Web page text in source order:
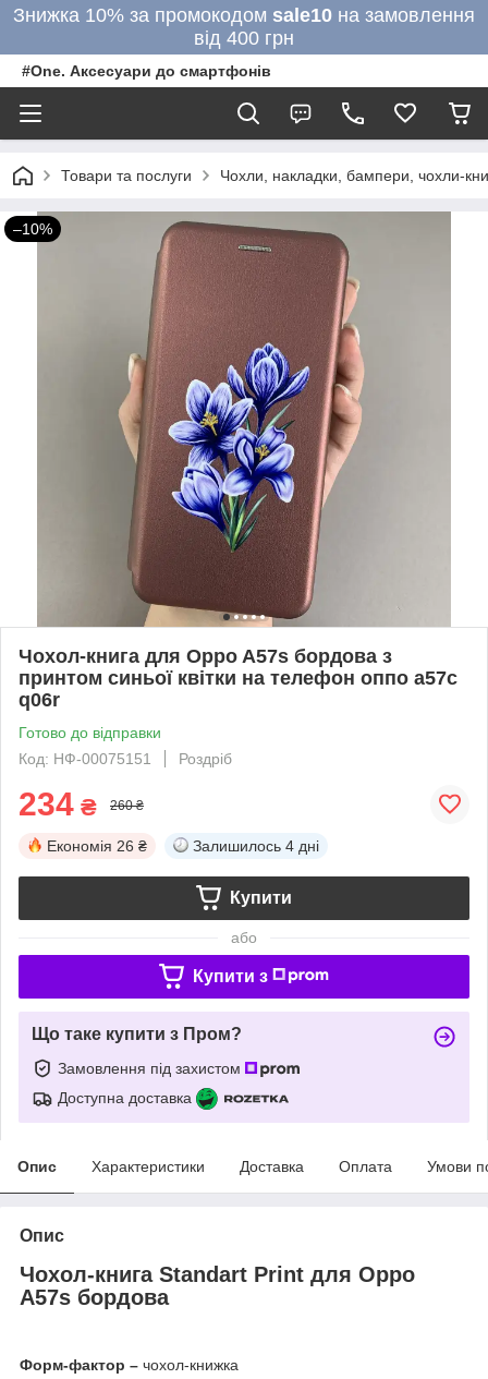
Знижка 10% за промокодом sale10 на замовлення
від 400 грн
#One. Аксесуари до смартфонів
Товари та послуги Чохли, накладки, бампери, чохли-
–10%
Чохол-книга для Oppo A57s бордова з
принтом синьої квітки на телефон оппо а57с
q06r
Готово до відправки
Код: НФ-00075151
Роздріб
234 ₴ 260 ₴
Економія 26 ₴ Залишилось 4 дні
Купити
або
Купити з
Що таке купити з Пром?
Замовлення під захистом
Доступна доставка
Опис Характеристики Доставка Оплата Умови
Опис
Чохол-книга Standart Print для Oppo
A57s бордова
Форм-фактор – чохол-книжка